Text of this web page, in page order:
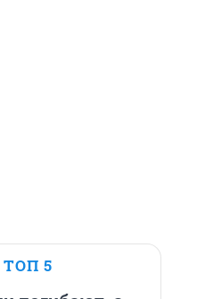
ТОП 5